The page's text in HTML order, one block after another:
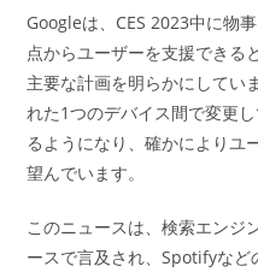
テ
ゴ
リ
ー:
Googleは、CES 2023中に物
点からユーザーを支援できる
主要な計画を明らかにしてい
れた1つのデバイス間で変更
るようになり、確かによりユ
望んでいます。
このニュースは、検索エンジ
ースで言及され、Spotifyな